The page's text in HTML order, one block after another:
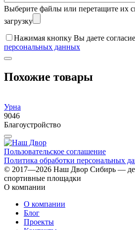
Выберите файлы или перетащите их
загрузку
Нажимая кнопку Вы даете
персональных данных
Похожие товары
Урна
9046
Благоустройство
Пользовательское соглашение
Политика обработки персональных
© 2017—2026 Наш Двор Сибирь —
спортивные площадки
О компании
О компании
Блог
Проекты